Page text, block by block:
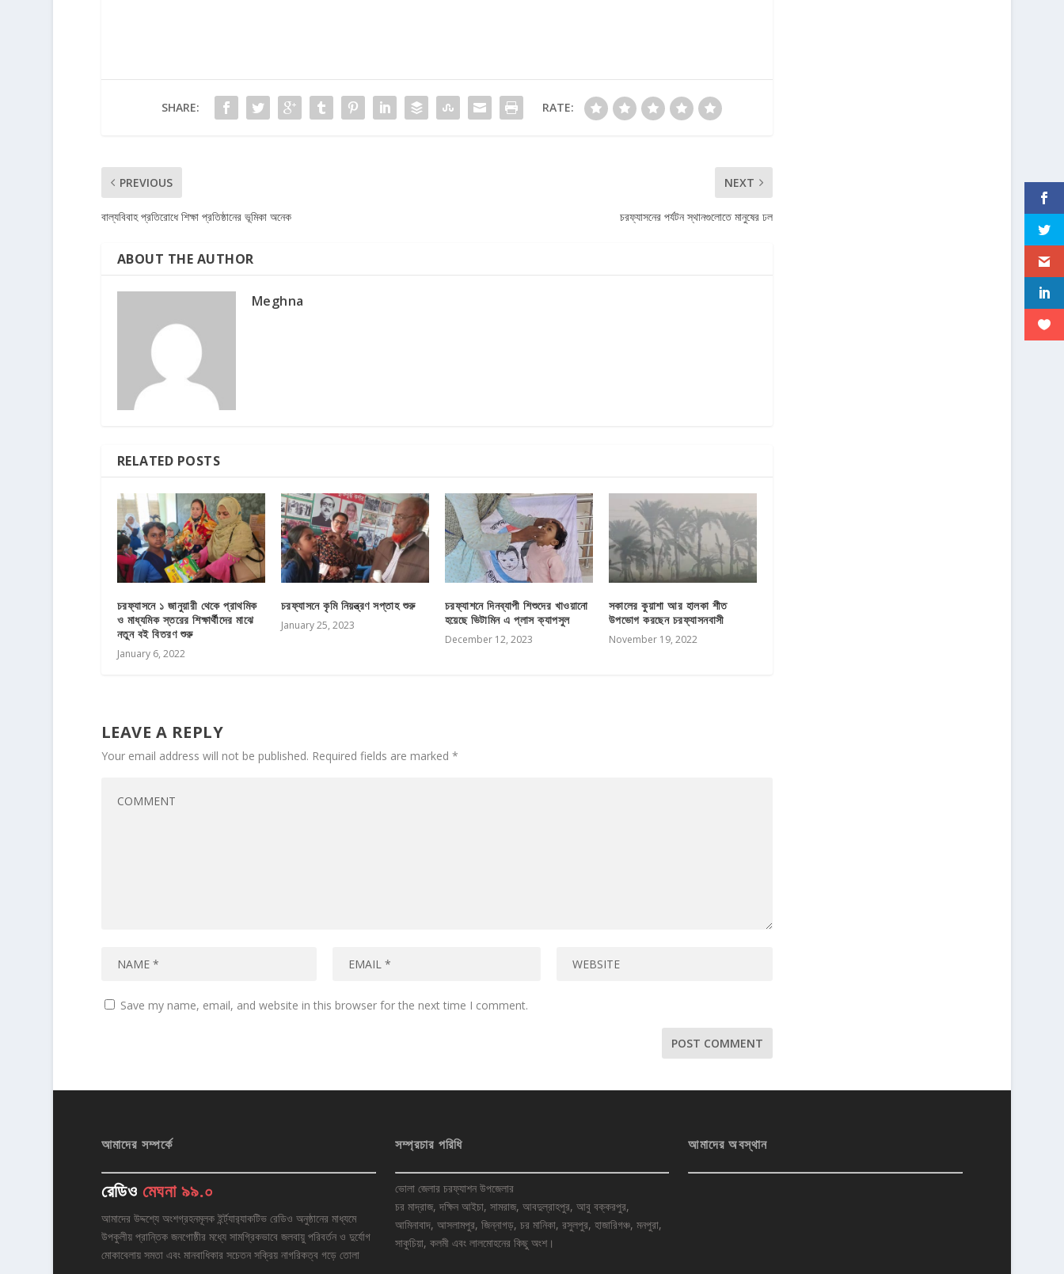
SHARE: RATE:
PREVIOUS
বাল্যবিবাহ প্রতিরোধে শিক্ষা প্রতিষ্ঠানের ভূমিকা অনেক
NEXT
চরফ্যাসনের পর্যটন স্থানগুলোতে মানুষের ঢল
ABOUT THE AUTHOR
Meghna
RELATED POSTS
চরফ্যাসনে ১ জানুয়ারী থেকে প্রাথমিক
ও মাধ্যমিক স্তরের শিক্ষার্থীদের মাঝে
নতুন বই বিতরণ শুরু
January 6, 2022
চরফ্যাসনে কৃমি নিয়ন্ত্রণ সপ্তাহ শুরু
January 25, 2023
চরফ্যাশনে দিনব্যাপী শিশুদের খাওয়ানো
হয়েছে ভিটামিন এ প্লাস ক্যাপসুল
December 12, 2023
সকালের কুয়াশা আর হালকা শীত
উপভোগ করছেন চরফ্যাসনবাসী
November 19, 2022
LEAVE A REPLY
Your email address will not be published. Required fields are marked *
Save my name, email, and website in this browser for the next time I comment.
আমাদের সম্পর্কে
রেডিও মেঘনা ৯৯.০
আমাদের উদ্দশ্যে অংশগ্রহনমূলক ইর্ন্ট্যার‌্যাকটিভ রেডিও অনুষ্ঠানের মাধ্যমে
উপকুলীয় প্রান্তিক জনগোষ্ঠীর মধ্যে সামগ্রিকভাবে জলবায়ু পরিবর্তন ও দুর্যোগ
মোকাবেলায় সমতা এবং মানবাধিকার সচেতন সক্রিয় নাগরিকত্ব গড়ে তোলা
সম্প্রচার পরিধি
ভোলা জেলার চরফ্যাশন উপজেলার
চর মাদ্রাজ, দক্ষিন আইচা, সামরাজ, আবদুল্রাহপুর, আবু বক্করপুর,
আমিনাবাদ, আসলামপুর, জিন্নাগড়, চর মানিকা, রসুলপুর, হাজারিগঞ্চ, মনপুরা,
সাকুচিয়া, কলমী এবং লালমোহনের কিছু অংশ।
আমাদের অবস্থান